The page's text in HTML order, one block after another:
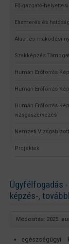
Főigazgató-
Elismerés és
Alap- és működési
Szakképzés
Humán Erőforrás
Humán Erőforrás
Humán Erőforrás
vizsgaszervezés
Nemzeti
Projektek
Ügyfélfogadás
képzés-,
Módosítás: 2025.
egészségügyi